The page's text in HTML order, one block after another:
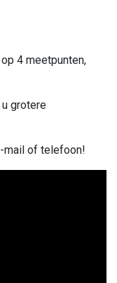
4 meetpunten,
grotere
mail of telefoon!